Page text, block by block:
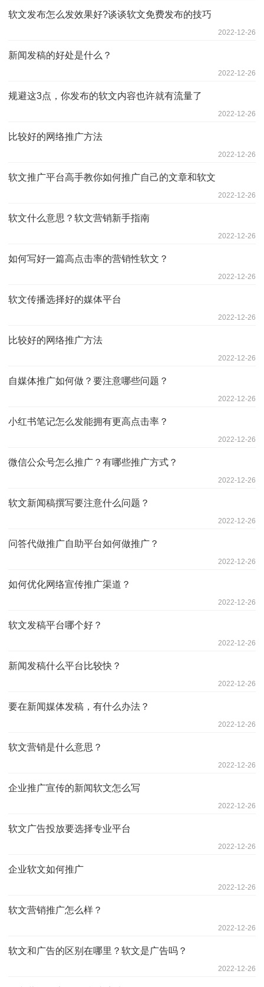
软文发布怎么发效果好?谈谈软文免费发布的技巧
2022-12-26
新闻发稿的好处是什么？
2022-12-26
规避这3点，你发布的软文内容也许就有流量了
2022-12-26
比较好的网络推广方法
2022-12-26
软文推广平台高手教你如何推广自己的文章和软文
2022-12-26
软文什么意思？软文营销新手指南
2022-12-26
如何写好一篇高点击率的营销性软文？
2022-12-26
软文传播选择好的媒体平台
2022-12-26
比较好的网络推广方法
2022-12-26
自媒体推广如何做？要注意哪些问题？
2022-12-26
小红书笔记怎么发能拥有更高点击率？
2022-12-26
微信公众号怎么推广？有哪些推广方式？
2022-12-26
软文新闻稿撰写要注意什么问题？
2022-12-26
问答代做推广自助平台如何做推广？
2022-12-26
如何优化网络宣传推广渠道？
2022-12-26
软文发稿平台哪个好？
2022-12-26
新闻发稿什么平台比较快？
2022-12-26
要在新闻媒体发稿，有什么办法？
2022-12-26
软文营销是什么意思？
2022-12-26
企业推广宣传的新闻软文怎么写
2022-12-26
软文广告投放要选择专业平台
2022-12-26
企业软文如何推广
2022-12-26
软文营销推广怎么样？
2022-12-26
软文和广告的区别在哪里？软文是广告吗？
2022-12-26